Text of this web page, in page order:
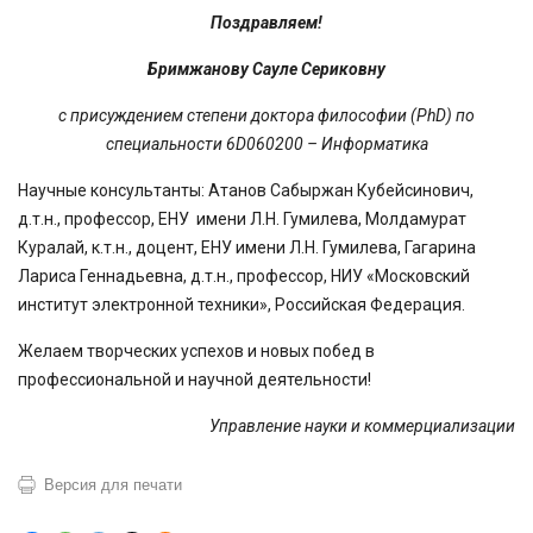
Поздравляем!
Бримжанову Сауле Сериковну
с присуждением степени доктора философии (PhD) по
специальности 6D060200 – Информатика
Научные консультанты: Атанов Сабыржан Кубейсинович,
д.т.н., профессор, ЕНУ имени Л.Н. Гумилева, Молдамурат
Куралай, к.т.н., доцент, ЕНУ имени Л.Н. Гумилева, Гагарина
Лариса Геннадьевна, д.т.н., профессор, НИУ «Московский
институт электронной техники», Российская Федерация.
Желаем творческих успехов и новых побед в
профессиональной и научной деятельности!
Управлениенауки икоммерциализации
Версия для печати